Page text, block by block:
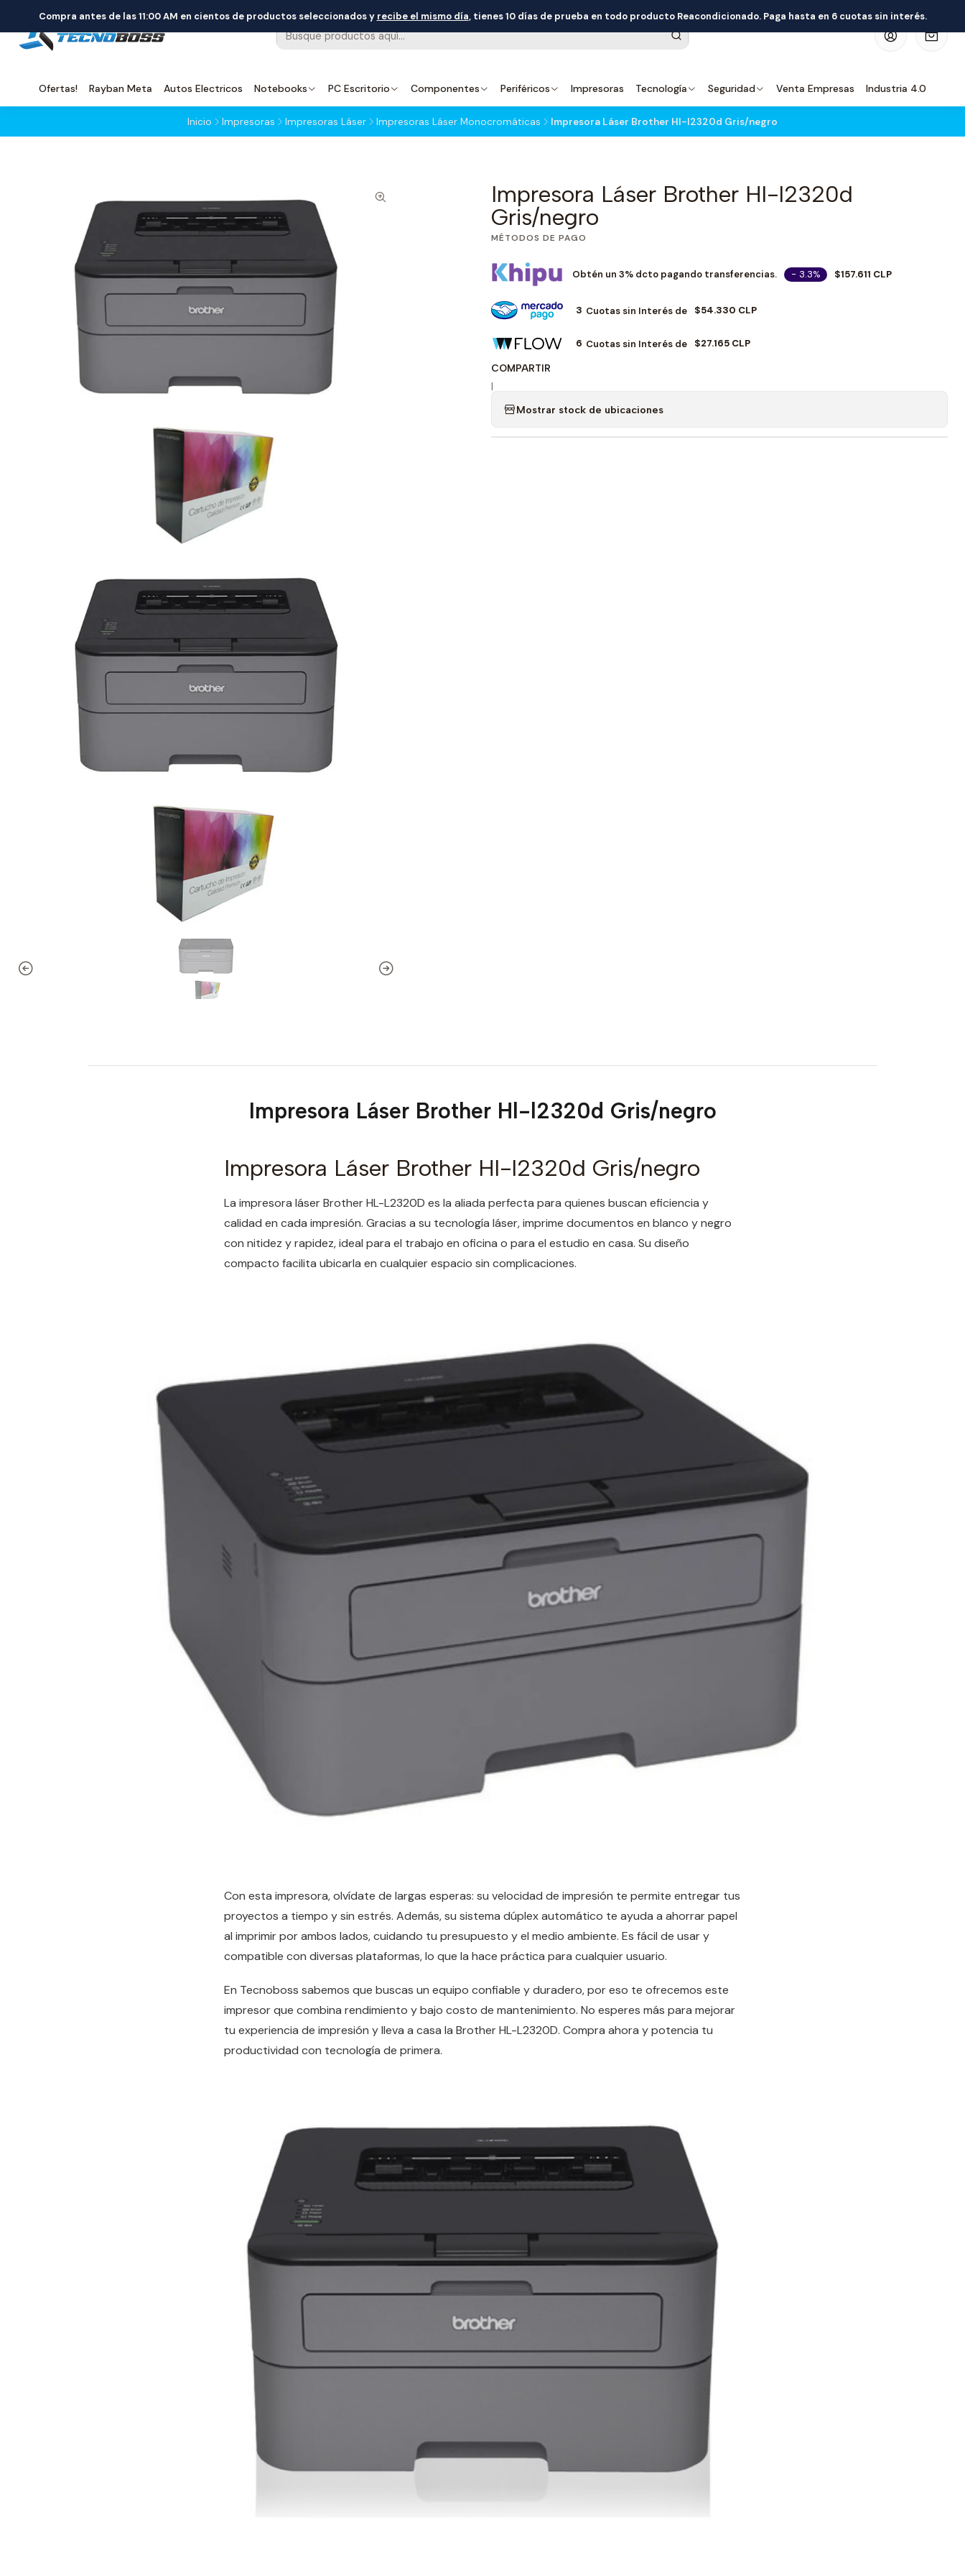
Ofertas! Rayban Meta Autos Electricos Notebooks PC Escritorio Componentes Periféricos Impresoras Tecnología Seguridad Venta Empresas Industria 4.0
Compra antes de las 11:00 AM en cientos de productos seleccionados y recibe el mismo día, tienes 10 días de prueba en todo producto Reacondicionado. Paga hasta en 6 cuotas sin interés.
Inicio Impresoras Impresoras Láser Impresoras Láser Monocromáticas Impresora Láser Brother Hl-l2320d Gris/negro
Impresora Láser Brother Hl-l2320d
Gris/negro
MÉTODOS DE PAGO
Obtén un 3% dcto pagando transferencias. - 3.3% $157.611 CLP
3 Cuotas sin Interés de $54.330 CLP
6 Cuotas sin Interés de $27.165 CLP
COMPARTIR
|
Mostrar stock de ubicaciones
Impresora Láser Brother Hl-l2320d Gris/negro
Impresora Láser Brother Hl-l2320d Gris/negro
La impresora láser Brother HL-L2320D es la aliada perfecta para quienes buscan eficiencia y
calidad en cada impresión. Gracias a su tecnología láser, imprime documentos en blanco y negro
con nitidez y rapidez, ideal para el trabajo en oficina o para el estudio en casa. Su diseño
compacto facilita ubicarla en cualquier espacio sin complicaciones.
Con esta impresora, olvídate de largas esperas: su velocidad de impresión te permite entregar tus
proyectos a tiempo y sin estrés. Además, su sistema dúplex automático te ayuda a ahorrar papel
al imprimir por ambos lados, cuidando tu presupuesto y el medio ambiente. Es fácil de usar y
compatible con diversas plataformas, lo que la hace práctica para cualquier usuario.
En Tecnoboss sabemos que buscas un equipo confiable y duradero, por eso te ofrecemos este
impresor que combina rendimiento y bajo costo de mantenimiento. No esperes más para mejorar
tu experiencia de impresión y lleva a casa la Brother HL-L2320D. Compra ahora y potencia tu
productividad con tecnología de primera.